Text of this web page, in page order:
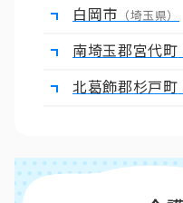
白岡市 （埼玉県）
南埼玉郡宮代町
北葛飾郡杉戸町